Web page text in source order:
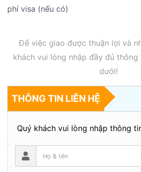
phí visa (nếu có)
Để việc giao được thuận lợi và
khách vui lòng nhập đầy đủ
dưới!
THÔNG TIN LIÊN HỆ
Quý khách vui lòng nhập thông